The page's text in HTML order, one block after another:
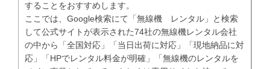
することをおすすめします。
ここでは、Google検索にて「無線機 レンタル」と検索
して公式サイトが表示された74社の無線機レンタル会社
の中から「全国対応」「当日出荷に対応」「現地納品に対
応」「HPでレンタル料金が明確」「無線機のレンタルを